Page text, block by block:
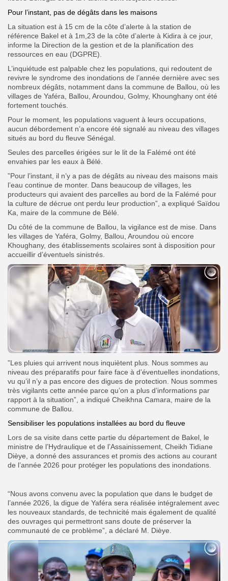
Pour l’instant, pas de dégâts dans les maisons
La situation est à 15 cm de la côte d’alerte à la station de
référence Bakel et à 1m,23 de la côte d’alerte à Kidira à ce jour,
informe la Direction de la gestion et de la planification des
ressources en eau (DGPRE).
L’inquiétude est palpable chez les populations, qui redoutent de
revivre le syndrome des inondations de l’année dernière avec ses
nombreux dégâts, notamment dans la commune de Ballou, où les
villages de Yaféra, Ballou, Aroundou, Golmy, Khounghany ont été
fortement touchés.
Pour le moment, les populations vaguent à leurs occupations,
aucun débordement n’a encore été signalé au niveau des villages
situés au bord du fleuve Sénégal.
Seules des parcelles érigées sur le lit de la Falémé ont été
envahies par les eaux à Bélé.
‎”Pour l’instant, il n’y a pas de dégâts au niveau des maisons mais
l’eau continue de monter. Dans beaucoup de villages, les
producteurs qui avaient des parcelles au bord de la Falémé pour
la culture de décrue ont perdu leur production”, a expliqué Saïdou
Ka, maire de la commune de Bélé.
Du côté de la commune de Ballou, la vigilance est de mise. Dans
les villages de Yaféra, Golmy, Ballou, Aroundou où encore
Khoughany, des établissements scolaires sont à disposition pour
accueillir d’éventuels sinistrés.
‎”Les pluies qui arrivent nous inquiètent plus. Nous sommes au
niveau des préparatifs pour faire face à d’éventuelles inondations,
vu qu’il n’y a pas encore des digues de protection. Nous sommes
très vigilants cette année parce qu’on a plus d’informations par
rapport à la situation”, a indiqué Cheikhna Camara, maire de la
commune de Ballou.
Sensibiliser les populations installées au bord du fleuve
Lors de sa visite dans cette partie du département de Bakel, le
ministre de l’Hydraulique et de l’Assainissement, Cheikh Tidiane
Dièye, a donné des assurances et promis des actions au courant
de l’année 2026 pour protéger les populations des inondations.
“Nous avons convenu avec la population que dans le budget de
l’année 2026, la digue de Yaféra sera réalisée intégralement avec
les nouveaux standards, de technicité mais également de qualité
des ouvrages qui permettront sans doute de préserver la
communauté de ce problème”, a déclaré M. Dièye.